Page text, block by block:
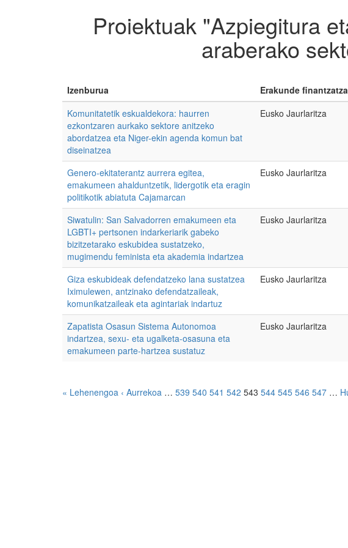
Proiektuak "Azpiegitura
araberako
Izenburua Erakunde
Komunitatetik eskualdekora: haurren
ezkontzaren aurkako sektore anitzeko
abordatzea eta Niger-ekin agenda komun bat
diseinatzea
Eusko Jaurlaritza
Genero-ekitaterantz aurrera egitea,
emakumeen ahalduntzetik, lidergotik eta eragin
politikotik abiatuta Cajamarcan
Eusko Jaurlaritza
Siwatulin: San Salvadorren emakumeen eta
LGBTI+ pertsonen indarkeriarik gabeko
bizitzetarako eskubidea sustatzeko,
mugimendu feminista eta akademia indartzea
Eusko Jaurlaritza
Giza eskubideak defendatzeko lana sustatzea
Iximulewen, antzinako defendatzaileak,
komunikatzaileak eta agintariak indartuz
Eusko Jaurlaritza
Zapatista Osasun Sistema Autonomoa
indartzea, sexu- eta ugalketa-osasuna eta
emakumeen parte-hartzea sustatuz
Eusko Jaurlaritza
« Lehenengoa ‹ Aurrekoa … 539 540 541 542 543 544 545 546 547 …